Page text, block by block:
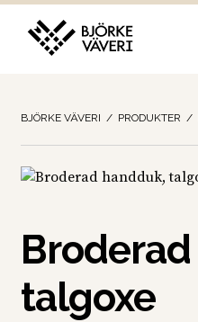
Hoppa
Hoppa
BJÖRKE VÄVERI / PRODUKTER /
talgoxe